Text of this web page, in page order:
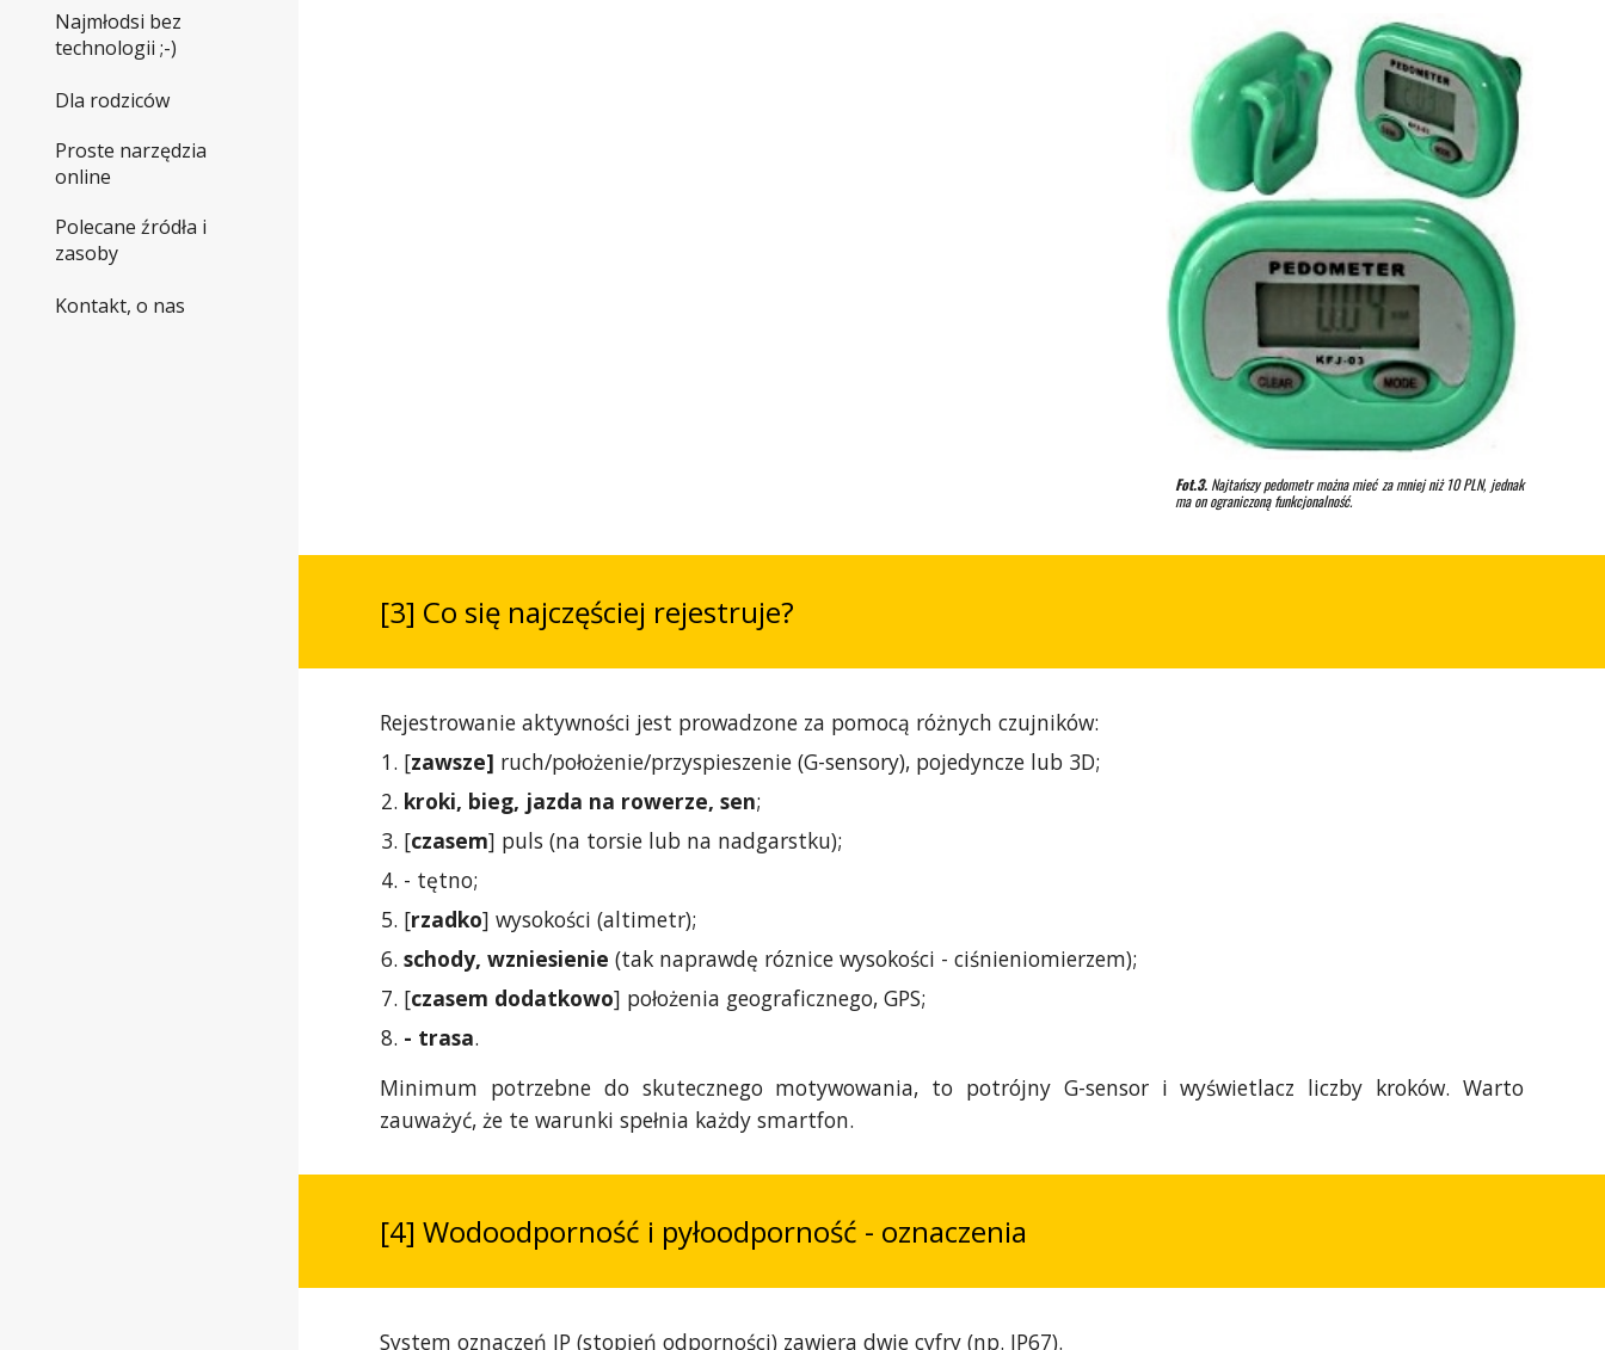
Najmłodsi bez
technologii ;-)
Dla rodziców
Proste narzędzia
online
Polecane źródła i
zasoby
Kontakt, o nas
Fot.3. Najtańszy pedometr można mieć za mniej niż 10 PLN, jednak
ma on ograniczoną funkcjonalność.
[3] Co się najczęściej rejestruje?
Rejestrowanie aktywności jest prowadzone za pomocą różnych czujników:
[zawsze] ruch/położenie/przyspieszenie (G-sensory), pojedyncze lub 3D;
kroki, bieg, jazda na rowerze, sen;
[czasem] puls (na torsie lub na nadgarstku);
- tętno;
[rzadko] wysokości (altimetr);
schody, wzniesienie(tak naprawdę róznice wysokości - ciśnieniomierzem);
[czasem dodatkowo] położenia geograficznego, GPS;
- trasa.
Minimum potrzebne do skutecznego motywowania, to potrójny G-sensor i wyświetlacz liczby kroków. Warto
zauważyć, że te warunki spełnia każdy smartfon.
[4] Wodoodporność i pyłoodporność - oznaczenia
System oznaczeń IP (stopień odporności) zawiera dwie cyfry (np. IP67).